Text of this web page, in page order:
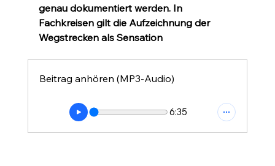
genau dokumentiert werden. In
Fachkreisen gilt die Aufzeichnung der
Wegstrecken als Sensation
Beitrag anhören (MP3-Audio)
6:35